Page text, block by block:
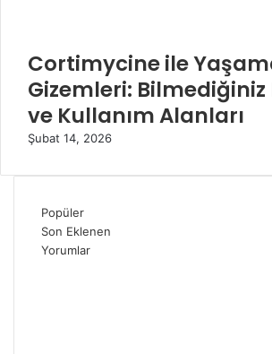
Cortimycine ile
Gizemleri: Bilmediğiniz
ve Kullanım Alanları
Şubat 14, 2026
Popüler
Son Eklenen
Yorumlar